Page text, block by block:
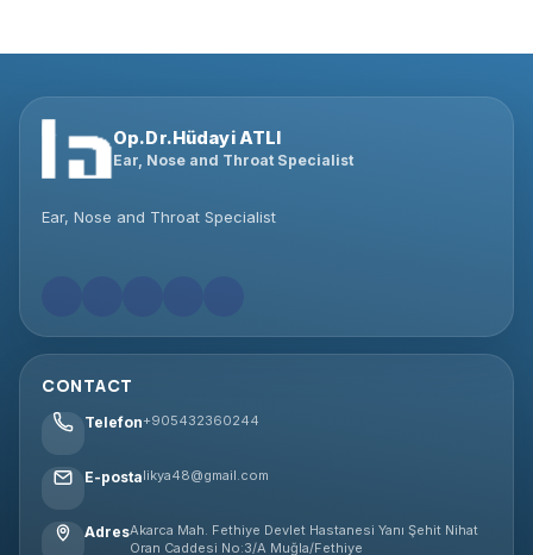
Op.Dr.Hüdayi ATLI
Ear, Nose and Throat Specialist
Ear, Nose and Throat Specialist
CONTACT
Telefon+905432360244
E-postalikya48@gmail.com
AdresAkarca Mah. Fethiye Devlet Hastanesi Yanı Şehit Nihat
Oran Caddesi No:3/A Muğla/Fethiye